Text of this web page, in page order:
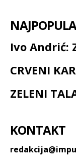
Ivo Andrić:
CRVENI
ZELENI
KONTAKT